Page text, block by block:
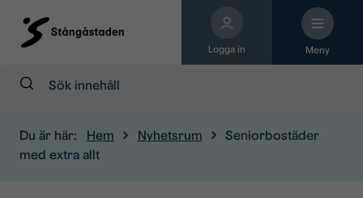
Logga in Meny
Sök:
Du är här: Hem Nyhetsrum
Seniorbostäder
med extra allt